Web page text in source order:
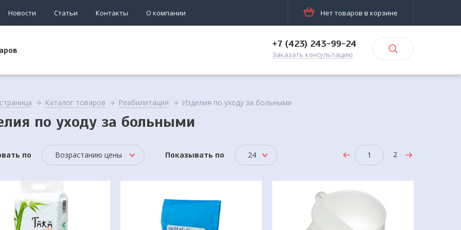
Новости Статьи Контакты О компании Нет товаров в корзине
+7 (423) 243-99-24
Заказать консультацию
Каталог товаров Реабилитация Изделия по уходу за больными
по уходу за больными
по Возрастанию цены Показывать по 24 1 2